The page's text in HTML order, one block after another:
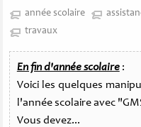
année scolaire
travaux
En fin d'année scolaire:
Voici les quelques
l'année scolaire avec
Vous devez...